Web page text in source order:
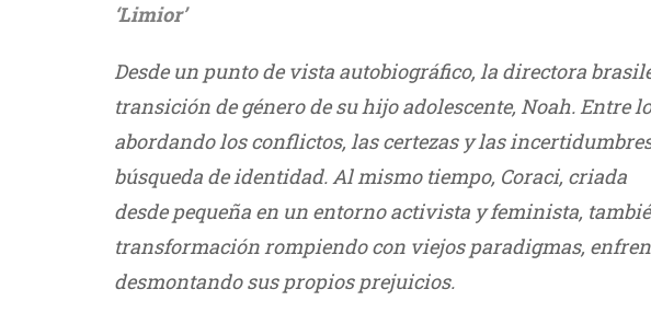
‘Limior’
Desde un punto de vista autobiográfico, la directora
transición de género desu hijo adolescente, Noah. Entre
abordando los conflictos, las certezas ylas
búsqueda de identidad. Al mismo tiempo, Coraci, criada
desde pequeña en un entorno activista y feminista,
transformaciónrompiendo con viejos paradigmas,
desmontando sus propios prejuicios.